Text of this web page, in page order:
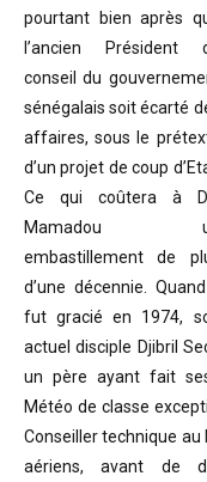
pourtant bien après
l’ancien Président
conseil du
sénégalais soit écarté
affaires, sous le
d’un projet de coup
Ce qui coûtera à
Mamadou
embastillement de
d’une décennie.
fut gracié en 1974,
actuel disciple Djibril
un père ayant fait
Météo de classe
Conseiller technique
aériens, avant de